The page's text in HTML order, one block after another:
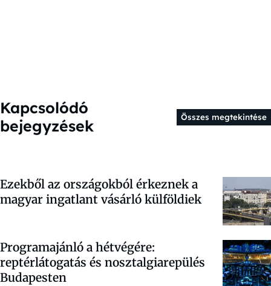
Kapcsolódó
bejegyzések
Összes megtekintése
Ezekből az országokból érkeznek a
magyar ingatlant vásárló külföldiek
Programajánló a hétvégére:
reptérlátogatás és nosztalgiarepülés
Budapesten